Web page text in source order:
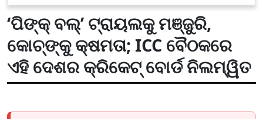
‘ପିଙ୍କ୍ ବଲ୍’ ଟ୍ରାୟଲକୁ ମଞ୍ଜୁରି,
କୋଚ୍‌ଙ୍କୁ କ୍ଷମତା; ICC ବୈଠକରେ
ଏହି ଦେଶର କ୍ରିକେଟ୍ ବୋର୍ଡ ନିଲମ୍ୱିତ